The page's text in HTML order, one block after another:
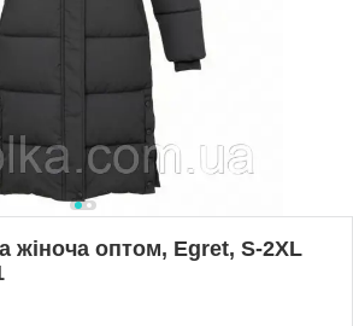
жіноча оптом, Egret, S-2XL